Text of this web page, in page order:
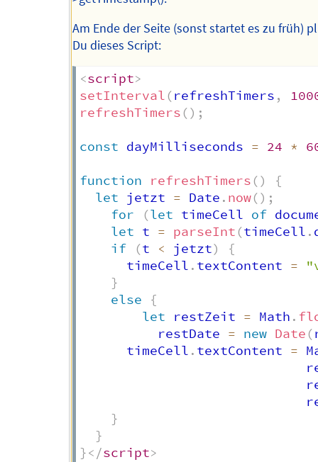
Am Ende der Seite (sonst startet es zu früh)
Du dieses Script:
<script>
setInterval (refreshTimers ,
refreshTimers () ;
const dayMilliseconds = 24 *
function refreshTimers ()
{
let jetzt = Date . now() ;
for
(let timeCell of
let t = parseInt (timeCell .
if
(t < jetzt)
{
      timeCell
. textContent =
}
else
{
let restZeit = Math .
          restDate
= new Date (
      timeCell
. textContent =
}
}
}</script>